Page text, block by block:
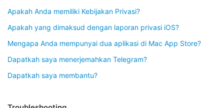
Apakah Anda memiliki Kebijakan Privasi?
Apakah yang dimaksud dengan laporan privasi iOS?
Mengapa Anda mempunyai dua aplikasi di Mac App Store?
Dapatkah saya menerjemahkan Telegram?
Dapatkah saya membantu?